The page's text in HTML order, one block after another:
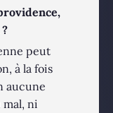
peut
à la fois
aucune
mal, ni